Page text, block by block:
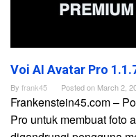
Voi AI Avatar Pro
By frank45 Posted on March 2,
Frankenstein45.com –
Pro untuk membuat foto